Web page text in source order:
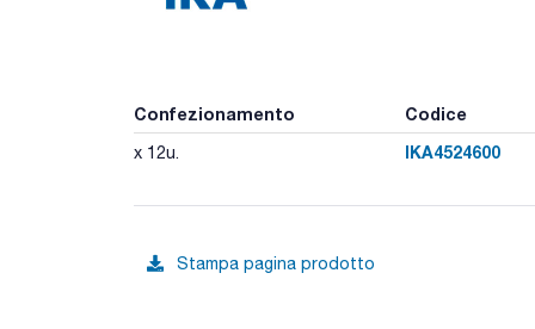
Confezionamento Codice
x 12u. IKA4524600
Stampa pagina prodotto